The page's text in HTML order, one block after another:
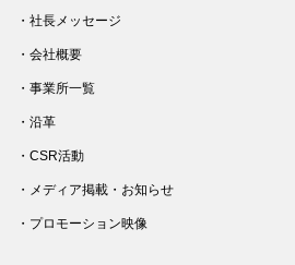
・社長メッセージ
・会社概要
・事業所一覧
・沿革
・CSR活動
・メディア掲載・お知らせ
・プロモーション映像